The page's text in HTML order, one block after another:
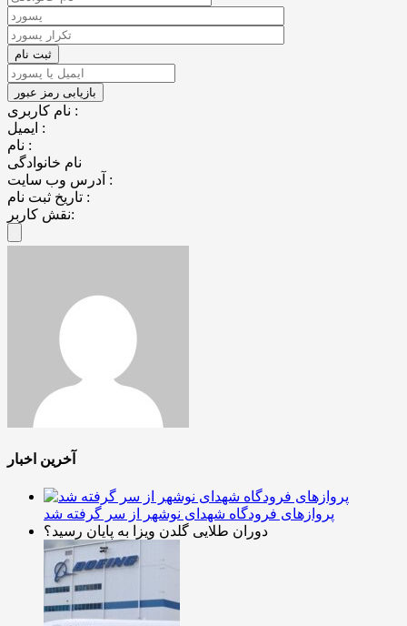
نام کاربری :
ایمیل :
نام :
نام خانوادگی
آدرس وب سایت :
تاریخ ثبت نام :
نقش کاربر:
آخرین اخبار
پروازهای فرودگاه شهدای نوشهر از سر گرفته شد
دوران طلایی گلدن ویزا به پایان رسید؟